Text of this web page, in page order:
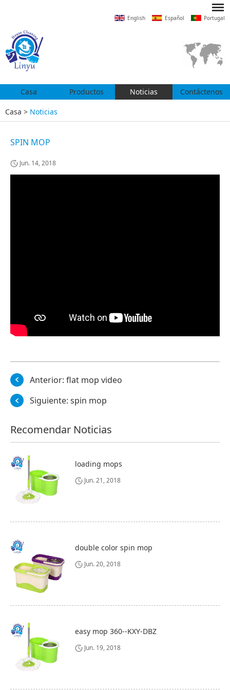
English Español Portugal
Casa Productos Noticias Contáctenos
Casa > Noticias
SPIN MOP
Jun. 14, 2018
Anterior: flat mop video
Siguiente: spin mop
Recomendar Noticias
loading mops
Jun. 21, 2018
double color spin mop
Jun. 20, 2018
easy mop 360--KXY-DBZ
Jun. 19, 2018